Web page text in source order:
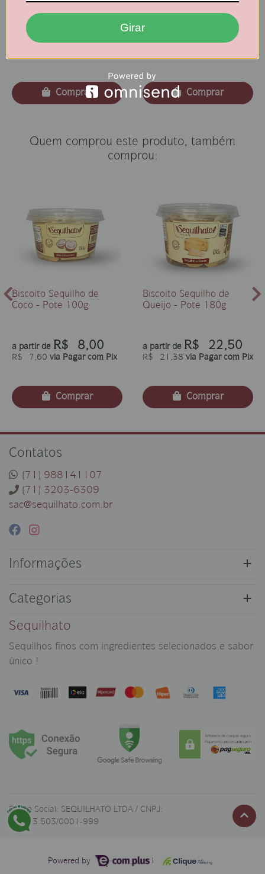
R$ 182,00
R$ 162,80
R$ 154,66via Pagar com
Comprar
R$ 140,80
R$ 133,76via Pagar com
Comprar
Quem comprou este produto, também
comprou:
Biscoito Sequilho de
Coco - Pote 100g
a partir de R$ 8,00
R$ 7,60via Pagar com Pix
Comprar
Biscoito Sequilho de
Queijo - Pote 180g
a partir de R$ 22,50
R$ 21,38via Pagar com Pix
Comprar
Contatos
(71) 988141107
(71) 3203-6309
sac@sequilhato.com.br
Informações
Categorias
Sequilhato
Sequilhos finos com ingredientes selecionados e sabor
único !
Razão Social: SEQUILHATO LTDA / CNPJ:
00.413.503/0001-999
Powered by |
Girar